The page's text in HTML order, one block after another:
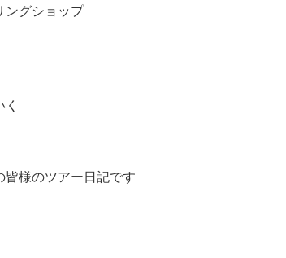
ングショップ
皆様のツアー日記です